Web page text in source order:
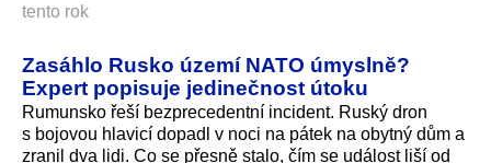
tento rok
Zasáhlo Rusko území NATO úmyslně?
Expert popisuje jedinečnost útoku
Rumunsko řeší bezprecedentní incident. Ruský dron
s bojovou hlavicí dopadl v noci na pátek na obytný dům a
zranil dva lidi. Co se přesně stalo, čím se událost liší od